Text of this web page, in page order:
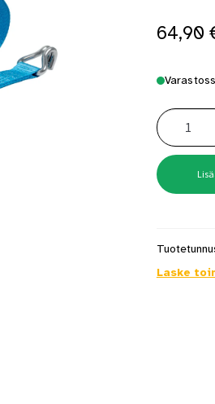
64,90
3000kg
(LC
1500
daN)
10m
sininen
RST
määrä
Laske